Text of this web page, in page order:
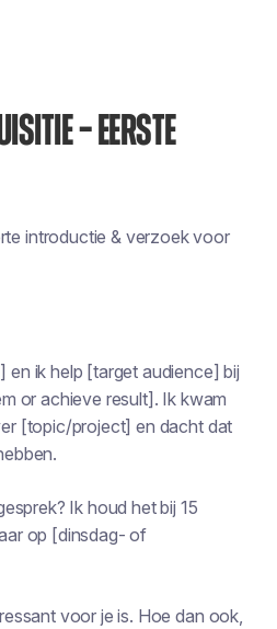
– EERSTE
introductie & verzoek voor
en ik help [target audience] bij
or achieve result]. Ik kwam
[topic/project] en dacht dat
Ik houd het bij 15
op [dinsdag- of
voor je is. Hoe dan ook,